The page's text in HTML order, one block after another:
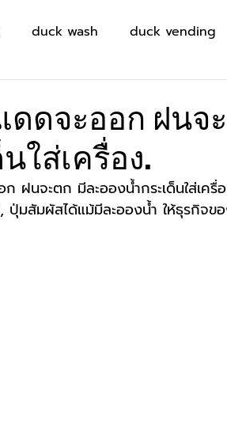
duck wash duck vending
ดดจะออก ฝนจ
ใส่เครื่อง.
ก ฝนจะตก มีละอองน้ำกระเด็นใส่เครื่อ
มสัมผัสได้แม้มีละอองน้ำ ให้ธุรกิจข